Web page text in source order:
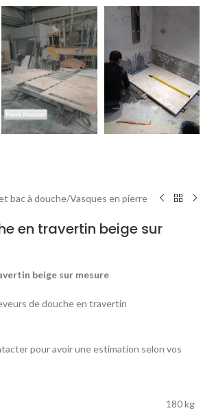
bac à douche/Vasques en pierre
en travertin beige sur
beige sur mesure
de douche en travertin
pour avoir une estimation selon vos
180 kg